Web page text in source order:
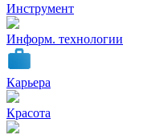
Инструмент
Информ. технологии
Карьера
Красота